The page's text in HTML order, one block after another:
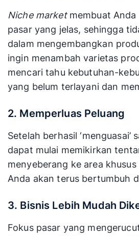
Niche market membuat
pasar yang jelas, sehingga
dalam mengembangkan
ingin menambah varietas
mencari tahu kebutuhan-
yang belum terlayani dan
2. Memperluas Peluang
Setelah berhasil ‘menguasai’
dapat mulai memikirkan
menyeberang ke area
Anda akan terus bertumbuh
3. Bisnis Lebih Mudah
Fokus pasar yang